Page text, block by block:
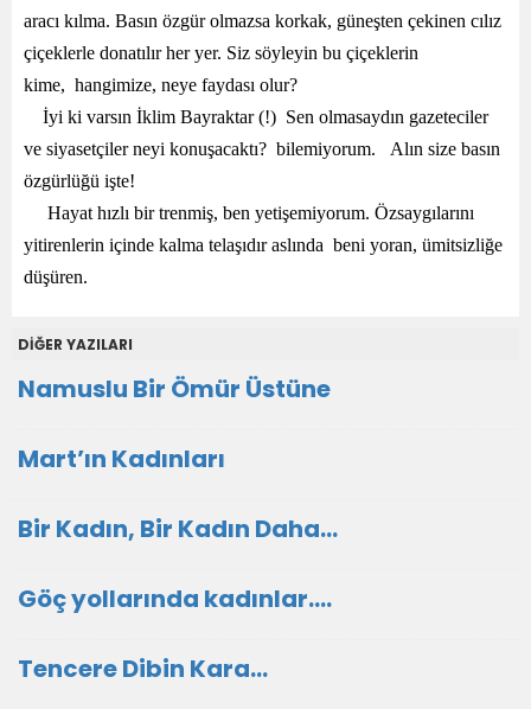
aracı kılma. Basın özgür olmazsa korkak, güneşten çekinen cılız
çiçeklerle donatılır her yer. Siz söyleyin bu çiçeklerin
kime, hangimize, neye faydası olur?
İyi ki varsın İklim Bayraktar (!) Sen olmasaydın gazeteciler
ve siyasetçiler neyi konuşacaktı? bilemiyorum. Alın size basın
özgürlüğü işte!
Hayat hızlı bir trenmiş, ben yetişemiyorum. Özsaygılarını
yitirenlerin içinde kalma telaşıdır aslında beni yoran, ümitsizliğe
düşüren.
DİĞER YAZILARI
Namuslu Bir Ömür Üstüne
Mart’ın Kadınları
Bir Kadın, Bir Kadın Daha…
Göç yollarında kadınlar….
Tencere Dibin Kara…